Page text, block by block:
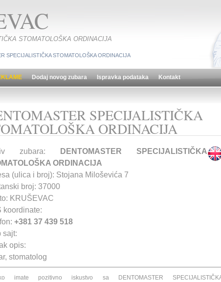
STOMATOLOŠKA ORDINACIJA
SPECIJALISTIČKA STOMATOLOŠKA ORDINACIJA
Dodaj novog zubara Ispravka podataka Kontakt
SPECIJALISTIČKA
ORDINACIJA
zubara:
DENTOMASTER SPECIJALISTIČKA
ORDINACIJA
(ulica i broj): Stojana Miloševića 7
broj: 37000
KRUŠEVAC
koordinate:
+381 37 439 518
sajt:
opis:
stomatolog
imate pozitivno iskustvo sa DENTOMASTER